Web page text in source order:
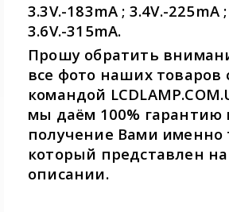
3.3V.-183mA ; 3.4V.-225mA
3.6V.-315mA.
Прошу обратить
все фото наших товаров
командой
мы даём 100% гарантию
получение Вами именно
который представлен
описании.